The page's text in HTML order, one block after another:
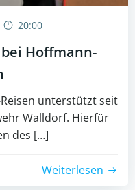
20:00
Hoffmann-
unterstützt seit
Walldorf. Hierfür
des […]
Weiterlesen